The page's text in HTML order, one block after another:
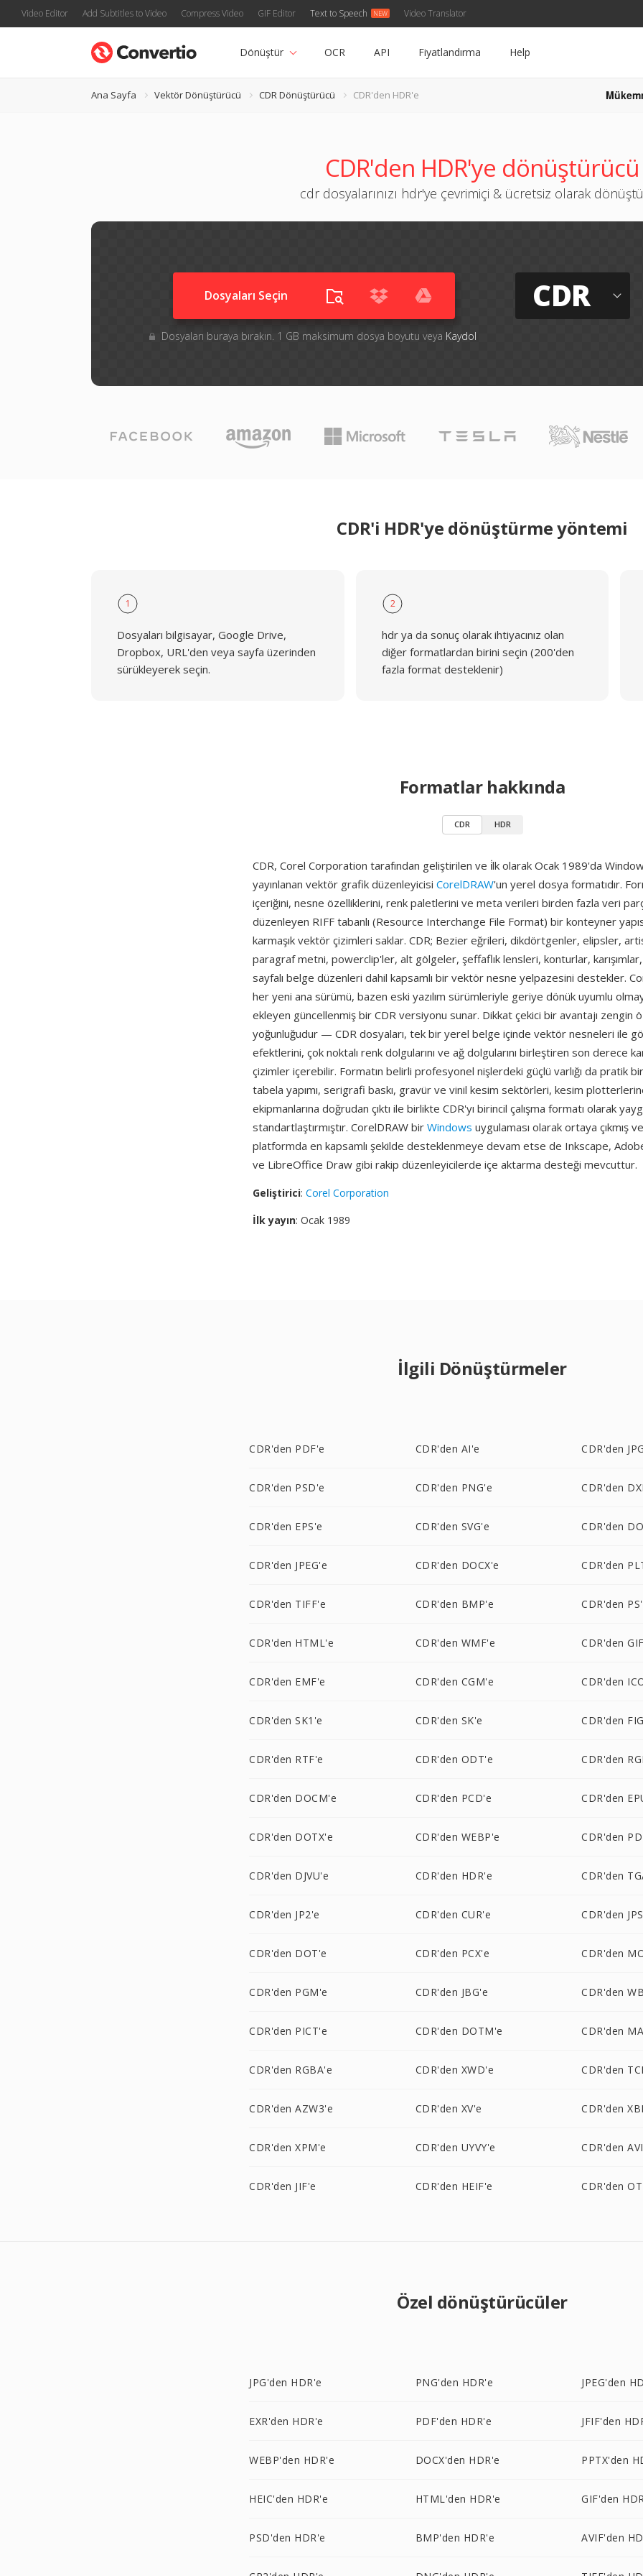
Video Editor Add Subtitles to Video Compress Video GIF Editor Text to Speech Video Translator
Dönüştür OCR API Fiyatlandırma Help
Ana Sayfa Vektör Dönüştürücü CDR Dönüştürücü CDR'den HDR'e
CDR'den HDR'ye dönüştürücü
cdr dosyalarınızı hdr'ye çevrimiçi & ücretsiz olarak
Dosyaları Seçin
Dosyaları buraya bırakın. 1 GB maksimum dosya boyutu veya Kaydol
CDR
CDR'i HDR'ye dönüştürme yöntemi
1
Dosyaları bilgisayar, Google Drive,
Dropbox, URL'den veya sayfa üzerinden
sürükleyerek seçin.
2
hdr ya da sonuç olarak ihtiyacınız olan
diğer formatlardan birini seçin (200'den
fazla format desteklenir)
Formatlar hakkında
CDR HDR
CDR, Corel Corporation tarafından geliştirilen ve i̇lk olarak Ocak 1989'da
yayınlanan vektör grafik düzenleyicisi CorelDRAW'un yerel dosya formatıdır.
içeriğini, nesne özelliklerini, renk paletlerini ve meta verileri birden fazla veri
düzenleyen RIFF tabanlı (Resource Interchange File Format) bir konteyner
karmaşık vektör çizimleri saklar. CDR; Bezier eğrileri, dikdörtgenler, elipsler,
paragraf metni, powerclip'ler, alt gölgeler, şeffaflık lensleri, konturlar,
sayfalı belge düzenleri dahil kapsamlı bir vektör nesne yelpazesini destekler.
her yeni ana sürümü, bazen eski yazılım sürümleriyle geriye dönük uyumlu
ekleyen güncellenmiş bir CDR versiyonu sunar. Dikkat çekici bir avantajı zengin
yoğunluğudur — CDR dosyaları, tek bir yerel belge içinde vektör nesneleri ile
efektlerini, çok noktalı renk dolgularını ve ağ dolgularını birleştiren son derece
çizimler içerebilir. Formatın belirli profesyonel nişlerdeki güçlü varlığı da pratik
tabela yapımı, serigrafi baskı, gravür ve vinil kesim sektörleri, kesim
ekipmanlarına doğrudan çıktı ile birlikte CDR'yı birincil çalışma formatı olarak
standartlaştırmıştır. CorelDRAW bir Windows uygulaması olarak ortaya çıkmış
platformda en kapsamlı şekilde desteklenmeye devam etse de Inkscape,
ve LibreOffice Draw gibi rakip düzenleyicilerde içe aktarma desteği mevcuttur.
Geliştirici: Corel Corporation
İlk yayın: Ocak 1989
İlgili Dönüştürmeler
CDR'den PDF'e CDR'den AI'e CDR'den
CDR'den PSD'e CDR'den PNG'e CDR'den
CDR'den EPS'e CDR'den SVG'e CDR'den
CDR'den JPEG'e CDR'den DOCX'e CDR'den
CDR'den TIFF'e CDR'den BMP'e CDR'den
CDR'den HTML'e CDR'den WMF'e CDR'den
CDR'den EMF'e CDR'den CGM'e CDR'den
CDR'den SK1'e CDR'den SK'e CDR'den
CDR'den RTF'e CDR'den ODT'e CDR'den
CDR'den DOCM'e CDR'den PCD'e CDR'den
CDR'den DOTX'e CDR'den WEBP'e CDR'den
CDR'den DJVU'e CDR'den HDR'e CDR'den
CDR'den JP2'e CDR'den CUR'e CDR'den
CDR'den DOT'e CDR'den PCX'e CDR'den
CDR'den PGM'e CDR'den JBG'e CDR'den
CDR'den PICT'e CDR'den DOTM'e CDR'den
CDR'den RGBA'e CDR'den XWD'e CDR'den
CDR'den AZW3'e CDR'den XV'e CDR'den
CDR'den XPM'e CDR'den UYVY'e CDR'den
CDR'den JIF'e CDR'den HEIF'e CDR'den
Özel dönüştürücüler
JPG'den HDR'e PNG'den HDR'e JPEG'den
EXR'den HDR'e PDF'den HDR'e JFIF'den
WEBP'den HDR'e DOCX'den HDR'e PPTX'den
HEIC'den HDR'e HTML'den HDR'e GIF'den
PSD'den HDR'e BMP'den HDR'e AVIF'den